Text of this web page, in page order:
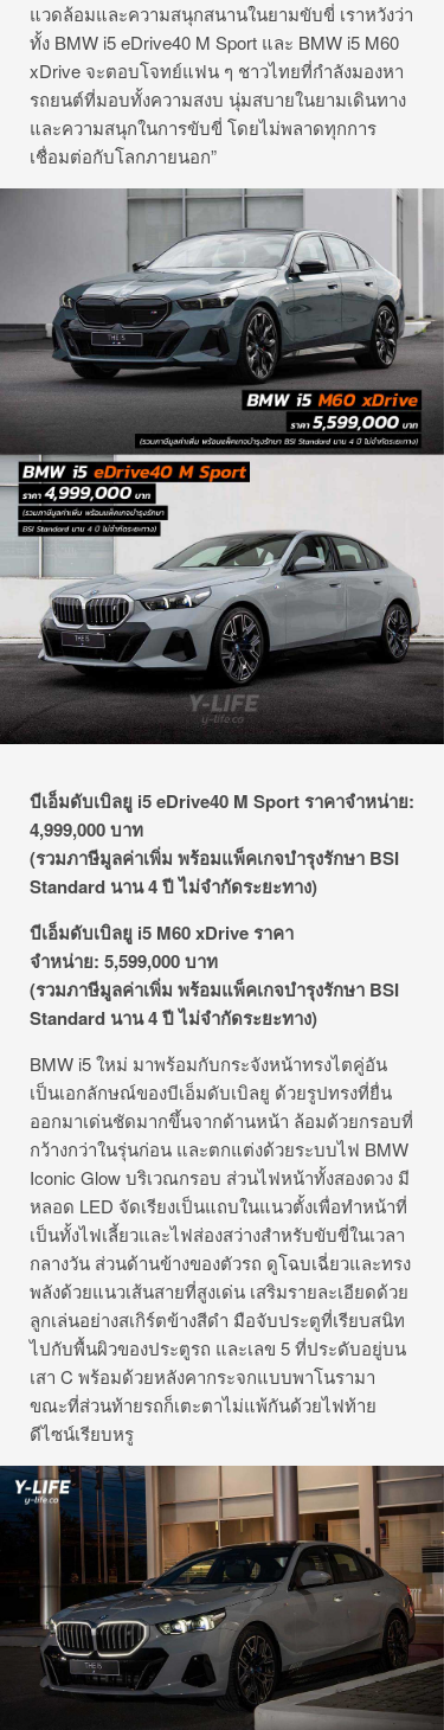
แวดล้อมและความสนุกสนานในยามขับขี่ เราหวังว่า
ทั้ง BMW i5 eDrive40 M Sport และ BMW i5 M60
xDrive จะตอบโจทย์แฟน ๆ ชาวไทยที่กำลังมองหา
รถยนต์ที่มอบทั้งความสงบ นุ่มสบายในยามเดินทาง
และความสนุกในการขับขี่ โดยไม่พลาดทุกการ
เชื่อมต่อกับโลกภายนอก”
บีเอ็มดับเบิลยู i5 eDrive40 M Sportราคาจำหน่าย:
4,999,000 บาท
(รวมภาษีมูลค่าเพิ่ม พร้อมแพ็คเกจบำรุงรักษา BSI
Standard นาน 4 ปี ไม่จำกัดระยะทาง)
บีเอ็มดับเบิลยู i5 M60 xDriveราคา
จำหน่าย: 5,599,000 บาท
(รวมภาษีมูลค่าเพิ่ม พร้อมแพ็คเกจบำรุงรักษา BSI
Standard นาน 4 ปี ไม่จำกัดระยะทาง)
BMW i5 ใหม่ มาพร้อมกับกระจังหน้าทรงไตคู่อัน
เป็นเอกลักษณ์ของบีเอ็มดับเบิลยู ด้วยรูปทรงที่ยื่น
ออกมาเด่นชัดมากขึ้นจากด้านหน้า ล้อมด้วยกรอบที่
กว้างกว่าในรุ่นก่อน และตกแต่งด้วยระบบไฟ BMW
Iconic Glow บริเวณกรอบ ส่วนไฟหน้าทั้งสองดวง มี
หลอด LED จัดเรียงเป็นแถบในแนวตั้งเพื่อทำหน้าที่
เป็นทั้งไฟเลี้ยวและไฟส่องสว่างสำหรับขับขี่ในเวลา
กลางวัน ส่วนด้านข้างของตัวรถ ดูโฉบเฉี่ยวและทรง
พลังด้วยแนวเส้นสายที่สูงเด่น เสริมรายละเอียดด้วย
ลูกเล่นอย่างสเกิร์ตข้างสีดำ มือจับประตูที่เรียบสนิท
ไปกับพื้นผิวของประตูรถ และเลข 5 ที่ประดับอยู่บน
เสา C พร้อมด้วยหลังคากระจกแบบพาโนรามา
ขณะที่ส่วนท้ายรถก็เตะตาไม่แพ้กันด้วยไฟท้าย
ดีไซน์เรียบหรู